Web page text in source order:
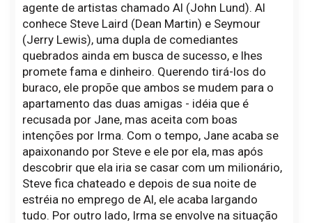
agente de artistas chamado Al (John Lund). Al
conhece Steve Laird (Dean Martin) e Seymour
(Jerry Lewis), uma dupla de comediantes
quebrados ainda em busca de sucesso, e lhes
promete fama e dinheiro. Querendo tirá-los do
buraco, ele propõe que ambos se mudem para o
apartamento das duas amigas - idéia que é
recusada por Jane, mas aceita com boas
intenções por Irma. Com o tempo, Jane acaba se
apaixonando por Steve e ele por ela, mas após
descobrir que ela iria se casar com um milionário,
Steve fica chateado e depois de sua noite de
estréia no emprego de Al, ele acaba largando
tudo. Por outro lado, Irma se envolve na situação